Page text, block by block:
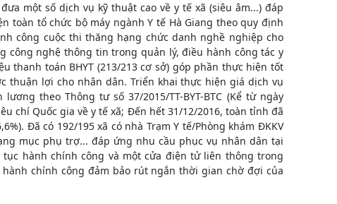
một số dịch vụ kỹ thuật cao về y tế xã (siêu âm...) đáp
toàn tổ chức bộ máy ngành Y tế Hà Giang theo quy định
công cuộc thi thăng hạng chức danh nghề nghiệp cho
công nghệ thông tin trong quản lý, điều hành công tác y
toán BHYT (213/213 cơ sở) góp phần thực hiện tốt
thuận lợi cho nhân dân. Triển khai thực hiện giá dịch vụ
theo Thông tư số 37/2015/TT-BYT-BTC (Kể từ ngày
chí Quốc gia về y tế xã; Đến hết 31/12/2016, toàn tỉnh đã
Đã có 192/195 xã có nhà Trạm Y tế/Phòng khám ĐKKV
mục phụ trợ... đáp ứng nhu cầu phục vụ nhân dân tại
hành chính công và một cửa điện tử liên thông trong
chính công đảm bảo rút ngắn thời gian chờ đợi của